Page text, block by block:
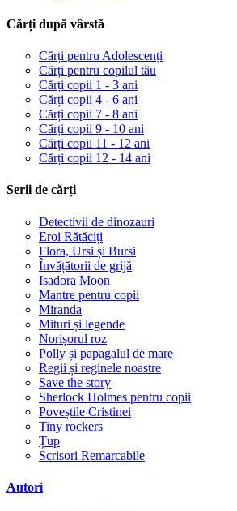
Cărți după vârstă
Cărți pentru Adolescenți
Cărți pentru copilul tău
Cărți copii 1 - 3 ani
Cărți copii 4 - 6 ani
Cărți copii 7 - 8 ani
Cărți copii 9 - 10 ani
Cărți copii 11 - 12 ani
Cărți copii 12 - 14 ani
Serii de cărți
Detectivii de dinozauri
Eroi Rătăciți
Flora, Ursi și Bursi
Învățătorii de grijă
Isadora Moon
Mantre pentru copii
Miranda
Mituri și legende
Norișorul roz
Polly și papagalul de mare
Regii și reginele noastre
Save the story
Sherlock Holmes pentru copii
Poveștile Cristinei
Tiny rockers
Țup
Scrisori Remarcabile
Autori